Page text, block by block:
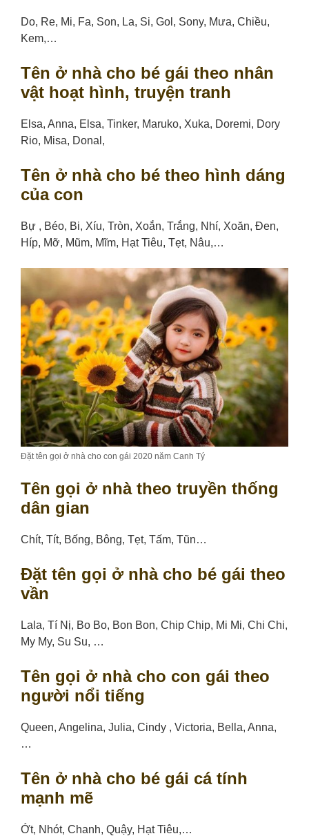
Do, Re, Mi, Fa, Son, La, Si, Gol, Sony, Mưa, Chiều,
Kem,…
Tên ở nhà cho bé gái theo nhân
vật hoạt hình, truyện tranh
Elsa, Anna, Elsa, Tinker, Maruko, Xuka, Doremi, Dory
Rio, Misa, Donal,
Tên ở nhà cho bé theo hình dáng
của con
Bự , Béo, Bi, Xíu, Tròn, Xoắn, Trắng, Nhí, Xoăn, Đen,
Híp, Mỡ, Mũm, Mĩm, Hạt Tiêu, Tẹt, Nâu,…
Đặt tên gọi ở nhà cho con gái 2020 năm Canh Tý
Tên gọi ở nhà theo truyền thống
dân gian
Chít, Tít, Bống, Bông, Tẹt, Tấm, Tũn…
Đặt tên gọi ở nhà cho bé gái theo
vần
Lala, Tí Nị, Bo Bo, Bon Bon, Chip Chip, Mi Mi, Chi Chi,
My My, Su Su, …
Tên gọi ở nhà cho con gái theo
người nổi tiếng
Queen, Angelina, Julia, Cindy , Victoria, Bella, Anna,
…
Tên ở nhà cho bé gái cá tính
mạnh mẽ
Ớt, Nhót, Chanh, Quậy, Hạt Tiêu,…